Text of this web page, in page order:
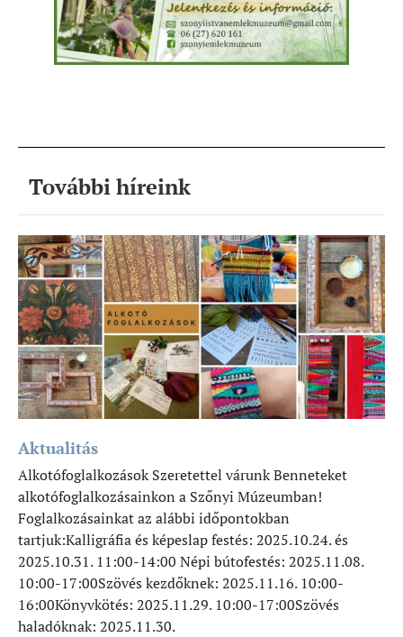
További híreink
Aktualitás
Alkotófoglalkozások Szeretettel várunk Benneteket
alkotófoglalkozásainkon a Szőnyi Múzeumban!
Foglalkozásainkat az alábbi időpontokban
tartjuk:Kalligráfia és képeslap festés: 2025.10.24. és
2025.10.31. 11:00-14:00 Népi bútofestés: 2025.11.08.
10:00-17:00Szövés kezdőknek: 2025.11.16. 10:00-
16:00Könyvkötés: 2025.11.29. 10:00-17:00Szövés
haladóknak: 2025.11.30.